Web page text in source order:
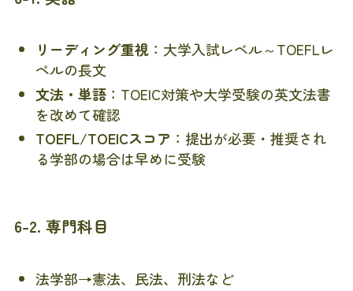
リーディング重視：大学入試レベル～TOEFLレ
ベルの長文
文法・単語：TOEIC対策や大学受験の英文法書
を改めて確認
TOEFL/TOEICスコア ：提出が必要・推奨され
る学部の場合は早めに受験
6-2. 専門科目
法学部→憲法、民法、刑法など